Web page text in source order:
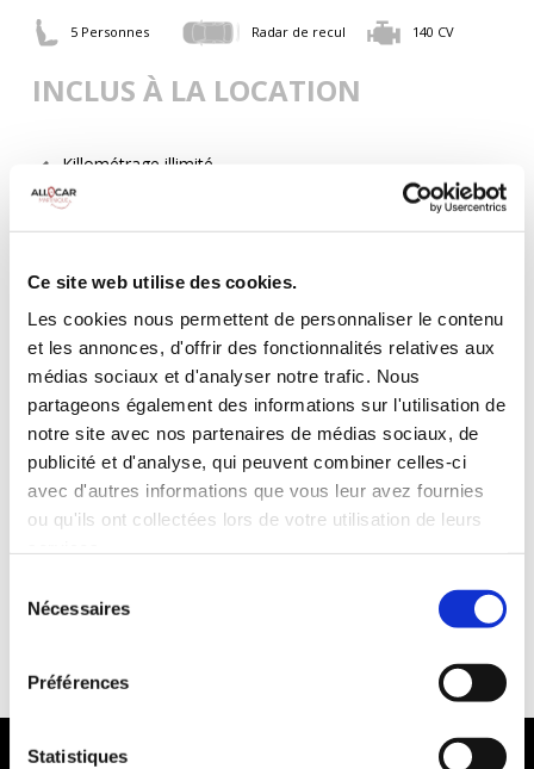
Ce site web utilise des cookies.
Les cookies nous permettent de personnaliser le contenu
et les annonces, d'offrir des fonctionnalités relatives aux
médias sociaux et d'analyser notre trafic. Nous
partageons également des informations sur l'utilisation de
notre site avec nos partenaires de médias sociaux, de
publicité et d'analyse, qui peuvent combiner celles-ci
avec d'autres informations que vous leur avez fournies
ou qu'ils ont collectées lors de votre utilisation de leurs
Nécessaires
Préférences
Statistiques
5 Personnes Radar de recul 140 CV
INCLUS À LA LOCATION
Killométrage illimité
Assurance tous risques (hors franchise)
Carburant : plein à rendre plein
Age minimum :20 ans
Années de permis :2 ans
ASSURANCE
Franchise :1000€
Caution :1000 €